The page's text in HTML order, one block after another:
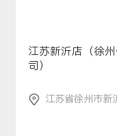
江苏新沂店（徐
司）
江苏省徐州市新